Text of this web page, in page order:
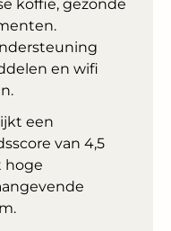
koffie, gezonde
en wifi
een
van 4,5
hoge